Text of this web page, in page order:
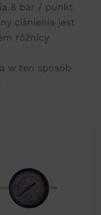
8 bar / punkt
ciśnienia jest
różnicy
w ten sposób